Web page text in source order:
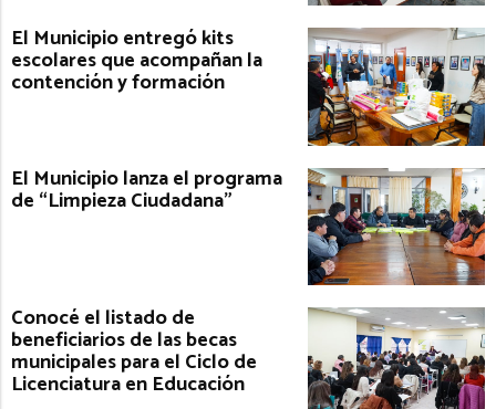
El Municipio entregó kits
escolares que acompañan la
contención y formación
El Municipio lanza el programa
de “Limpieza Ciudadana”
Conocé el listado de
beneficiarios de las becas
municipales para el Ciclo de
Licenciatura en Educación